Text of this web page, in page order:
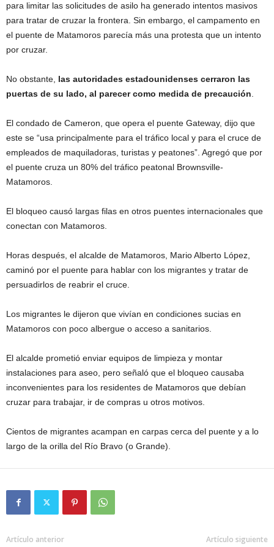
para limitar las solicitudes de asilo ha generado intentos masivos
para tratar de cruzar la frontera. Sin embargo, el campamento en
el puente de Matamoros parecía más una protesta que un intento
por cruzar.
No obstante, las autoridades estadounidenses cerraron las
puertas de su lado, al parecer como medida de precaución
El condado de Cameron, que opera el puente Gateway, dijo que
este se “usa principalmente para el tráfico local y para el cruce de
empleados de maquiladoras, turistas y peatones”. Agregó que por
el puente cruza un 80% del tráfico peatonal Brownsville-
Matamoros.
El bloqueo causó largas filas en otros puentes internacionales que
conectan con Matamoros.
Horas después, el alcalde de Matamoros, Mario Alberto López,
caminó por el puente para hablar con los migrantes y tratar de
persuadirlos de reabrir el cruce.
Los migrantes le dijeron que vivían en condiciones sucias en
Matamoros con poco albergue o acceso a sanitarios.
El alcalde prometió enviar equipos de limpieza y montar
instalaciones para aseo, pero señaló que el bloqueo causaba
inconvenientes para los residentes de Matamoros que debían
cruzar para trabajar, ir de compras u otros motivos.
Cientos de migrantes acampan en carpas cerca del puente y a lo
largo de la orilla del Río Bravo (o Grande).
Artículo anterior Artículo siguiente